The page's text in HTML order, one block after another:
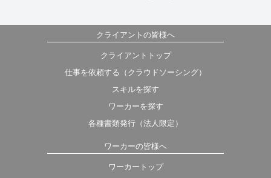
クライアントの皆様へ
クライアントトップ
仕事を依頼する（クラウドソーシング）
スキルを探す
ワーカーを探す
各種書類発行（法人限定）
ワーカーの皆様へ
ワーカートップ